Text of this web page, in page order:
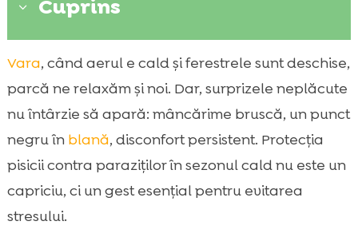
3 Cuprins
 De ce vara crește riscul de paraziți la pisici
în România

Principalii paraziți externi: purici, căpușe și
Paraziți interni frecvenți vara: viermi
intestinali și giardia
Semne că pisica noastră ar putea avea
paraziți
Vara, când aerul e cald și ferestrele sunt deschise,
parcă ne relaxăm și noi. Dar, surprizele neplăcute
nu întârzie să apară: mâncărime bruscă, un punct
negru în blană, disconfort persistent. Protecția
pisicii contra paraziților în sezonul cald nu este un
capriciu, ci un gest esențial pentru evitarea
stresului.